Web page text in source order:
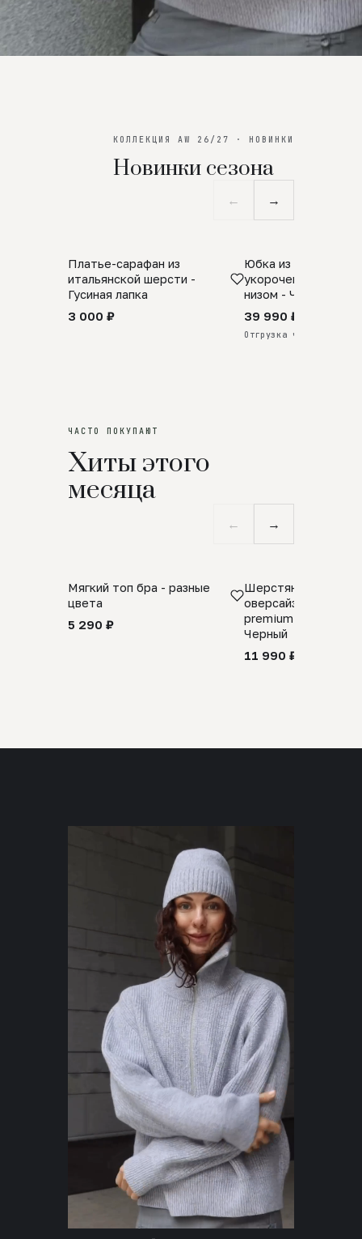
КОЛЛЕКЦИЯ AW 26/27 · НОВИНКИ
Новинки сезона
← →
SALE
Платье-сарафан из
итальянской шерсти -
Гусиная лапка
3 000 ₽
ПРЕДЗАКАЗ
Юбка из
укороченная с
низом - Черный
39 990 ₽
Отгрузка через 25 дней
ЧАСТО ПОКУПАЮТ
Хиты этого
месяца
← →
Мягкий топ бра - разные
цвета
5 290 ₽
Шерстяной свитер
оверсайз 100%
premium merino
Черный
11 990 ₽